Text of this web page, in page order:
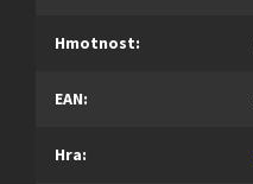
Hmotnost:
EAN:
Hra: